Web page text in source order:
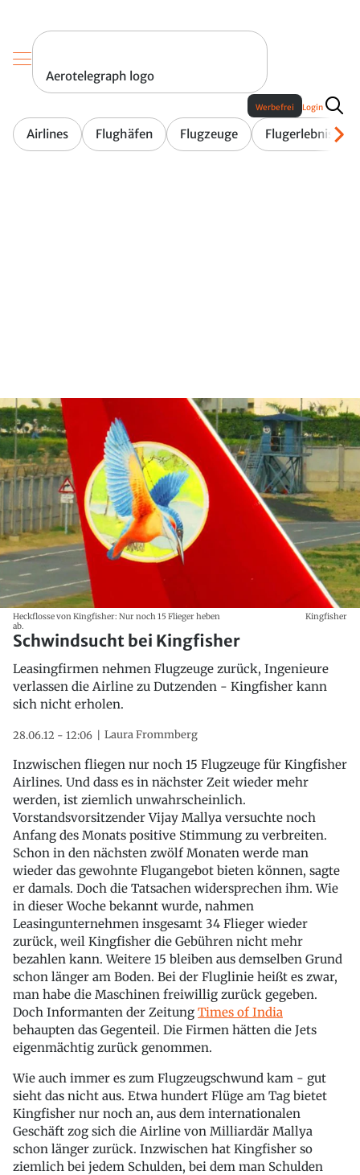
Aerotelegraph logo
Airlines Flughäfen Flugzeuge Flugerlebnis
Werbefrei Login
Heckflosse von Kingfisher: Nur noch 15 Flieger heben
ab.
Kingfisher
Schwindsucht bei Kingfisher
Leasingfirmen nehmen Flugzeuge zurück, Ingenieure
verlassen die Airline zu Dutzenden - Kingfisher kann
sich nicht erholen.
28.06.12 - 12:06 Laura Frommberg
Inzwischen fliegen nur noch 15 Flugzeuge für Kingfisher
Airlines. Und dass es in nächster Zeit wieder mehr
werden, ist ziemlich unwahrscheinlich.
Vorstandsvorsitzender Vijay Mallya versuchte noch
Anfang des Monats positive Stimmung zu verbreiten.
Schon in den nächsten zwölf Monaten werde man
wieder das gewohnte Flugangebot bieten können, sagte
er damals. Doch die Tatsachen widersprechen ihm. Wie
in dieser Woche bekannt wurde, nahmen
Leasingunternehmen insgesamt 34 Flieger wieder
zurück, weil Kingfisher die Gebühren nicht mehr
bezahlen kann. Weitere 15 bleiben aus demselben Grund
schon länger am Boden. Bei der Fluglinie heißt es zwar,
man habe die Maschinen freiwillig zurück gegeben.
Doch Informanten der Zeitung Times of India
behaupten das Gegenteil. Die Firmen hätten die Jets
eigenmächtig zurück genommen.
Wie auch immer es zum Flugzeugschwund kam - gut
sieht das nicht aus. Etwa hundert Flüge am Tag bietet
Kingfisher nur noch an, aus dem internationalen
Geschäft zog sich die Airline von Milliardär Mallya
schon länger zurück. Inzwischen hat Kingfisher so
ziemlich bei jedem Schulden, bei dem man Schulden